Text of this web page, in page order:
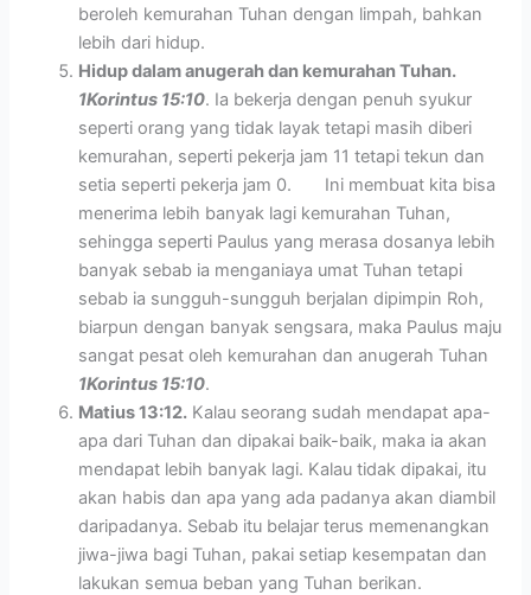
beroleh kemurahan Tuhan dengan limpah, bahkan
lebih dari hidup.
Hidup dalam anugerah dan kemurahan Tuhan.
1Korintus 15:10. Ia bekerja dengan penuh syukur
seperti orang yang tidak layak tetapi masih diberi
kemurahan, seperti pekerja jam 11 tetapi tekun dan
setia seperti pekerja jam 0. Ini membuat kita bisa
menerima lebih banyak lagi kemurahan Tuhan,
sehingga seperti Paulus yang merasa dosanya lebih
banyak sebab ia menganiaya umat Tuhan tetapi
sebab ia sungguh-sungguh berjalan dipimpin Roh,
biarpun dengan banyak sengsara, maka Paulus maju
sangat pesat oleh kemurahan dan anugerah Tuhan
1Korintus 15:10.
Matius 13:12. Kalau seorang sudah mendapat apa-
apa dari Tuhan dan dipakai baik-baik, maka ia akan
mendapat lebih banyak lagi. Kalau tidak dipakai, itu
akan habis dan apa yang ada padanya akan diambil
daripadanya. Sebab itu belajar terus memenangkan
jiwa-jiwa bagi Tuhan, pakai setiap kesempatan dan
lakukan semua beban yang Tuhan berikan.